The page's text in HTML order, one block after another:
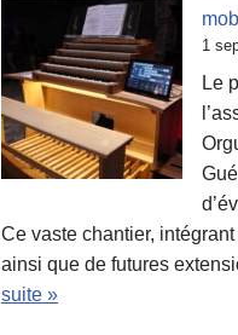
1
Le
Ce vaste chantier,
ainsi que de futures
suite »